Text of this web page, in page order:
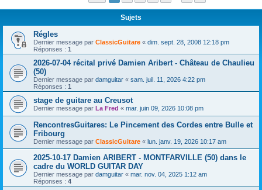
Sujets
Régles
Dernier message par ClassicGuitare « dim. sept. 28, 2008 12:18 pm
Réponses : 1
2026-07-04 récital privé Damien Aribert - Château de Chaulieu
(50)
Dernier message par damguitar « sam. juil. 11, 2026 4:22 pm
Réponses : 1
stage de guitare au Creusot
Dernier message par La Fred « mar. juin 09, 2026 10:08 pm
RencontresGuitares: Le Pincement des Cordes entre Bulle et
Fribourg
Dernier message par ClassicGuitare « lun. janv. 19, 2026 10:17 am
2025-10-17 Damien ARIBERT - MONTFARVILLE (50) dans le
cadre du WORLD GUITAR DAY
Dernier message par damguitar « mar. nov. 04, 2025 1:12 am
Réponses : 4